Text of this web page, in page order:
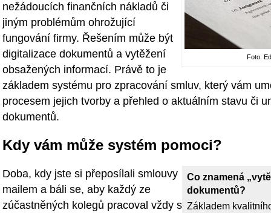
Foto:
nežádoucích finančních nákladů či
jiným problémům ohrožující
fungování firmy. Řešením může být
digitalizace dokumentů a vytěžení
obsažených informací. Právě to je
základem systému pro zpracování smluv, který vám
procesem jejich tvorby a přehled o aktuálním stavu či
dokumentů.
Kdy vám může systém pomoci?
Co znamená
dokumentů?
Základem
Doba, kdy jste si přeposílali smlouvy
mailem a báli se, aby každý ze
zúčastněných kolegů pracoval vždy s